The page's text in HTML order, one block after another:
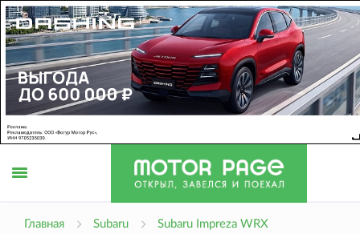
Главная Subaru
Subaru Impreza WRX